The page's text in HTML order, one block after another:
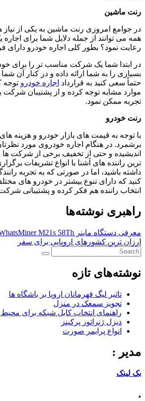
رنت ماشین
در جوامع امروزی رنت ماشین به یکی از
همه می توانند از جمله دلایل شما برای
رعایت نمود؟ بطور کلی اجاره خودرو دارای
در ابتدا شما یک شرکت مناسب تر را برای
بسیاری را به شما ارائه داده و در کنار آن
حتماً سعی کنید به قرارداد اجاره خودرو توجه
موارد مشابه توجه کرده و از پشتیبان شرکت
تجربه ممکن نمود.
رنت خودرو
با توجه به قیمت های بازار خودرو و هزینه
برشمرد. در هنگام اجاره خودروی مورد
اندیشیده و حتی از تخفیف برخی از شرکت ها
ترین راننده های آشنا با انواع تشریفات
داشته باشید، اما در صورتی که به تجربه
کنید که دارای تنوع بیشتر در خودرو های
انتخاب راننده هم فکر کرده و پشتیبانی
راهبری نوشته‌ها
معرفی دستگاه ماینر WhatsMiner M21s 58Th ، خرید ماینر
ارزان ترین کشورهای اروپایی برای سفر
نوشته‌های تازه
تاثیر لیگ قهرمانان اروپا بر باشگاه ها
تجویز سمعک در منزل
راهنمای انتخاب کابل شبکه برای محیط
دیزل ژنراتور پرکینز
انواع پرایمر صورت
مدیر :
بک لینک
.